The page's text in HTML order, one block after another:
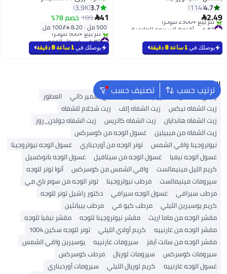
4.7
114
2.49
#1 في أقنعة السيروم العلاجية
بتخلّص بسرعة
تم بيع +2300 مؤخرًا
#1 في أقنعة السيروم العلاجية
يوصلك في 1 ساعة 9 دقيقة
3.7
3.9K
41
189 خصم 78%
500 مل |
#9 في غسول الوجه
توصيل مجاني
تم بيع +500 مؤخرًا
يوصلك في 1 ساعة 9 دقيقة
ترتيب حسب تصنيف حسب البحث الشائع
واقي الشمس سيروم فيتامين C منتج تسمير ذاتي
العطور
زيت الشفاه نيكس
زيت الشفاه إلف
زيت شجلام للشفاه
زيت الشفاه هاندايان
زيت الشفاه كاتريس
زيت الشفاه جولدن_روز
زيت الشفاه من ميبيلين
غسول الوجه من كوسركس
نيوتروجينا واقي الشمس
تونر الوجه من أورديناري
غسول الوجه نيوتروجينا
غسول الوجه نيفيا
غسول الوجه من سيتافيل
غسول الوجه بانوكسيل
كريم الليل مينيمالست
واقي الشمس من كوسركس
أنوا تونر للوجه
سيرومات مينيمالست
مرطب نيوتروجينا
تونر الوجه من سوم باي مي
مرطب سيرافي
غسول الوجه سيرافي
دكتور راشيل تونر للوجه
كريم يوسيرين الليلي
مرطب كيو في
مرطب بيبانثين
مقشر الوجه من ماما اريث
مقشر نيوتروجينا للوجه
مقشر نيفيا للوجه
مقشر الوجه من غارنييه
كريم أولاي الليلي
تونر للوجه سكين 1004
مقشر الوجه من سانت آيفز
سيرومات غارنييه
يوسيرين واقي الشمس
سيرومات كوسركس
سيرومات لوريال
مرطب كوسركس
غسول الوجه غارنييه
كريم لوريال الليلي
سيرومات أورديناري